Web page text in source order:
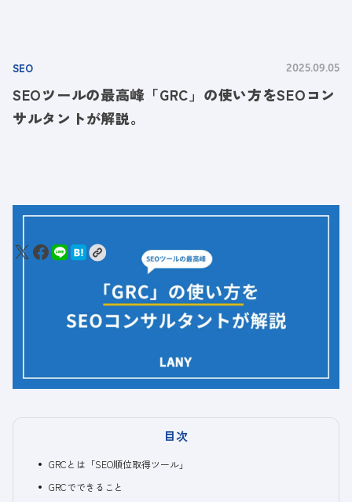
SEO 2025.09.05
SEOツールの最高峰「GRC」の使い方をSEOコン
サルタントが解説。
目次
GRCとは「SEO順位取得ツール」
GRCでできること